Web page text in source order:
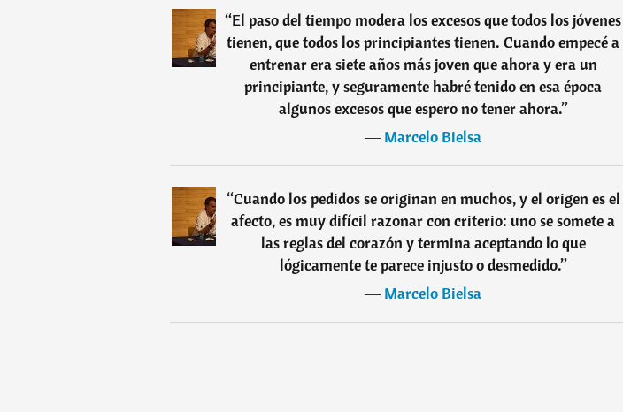
“El paso del tiempo modera los excesos que todos los jóvenes
tienen, que todos los principiantes tienen. Cuando empecé a
entrenar era siete años más joven que ahora y era un
principiante, y seguramente habré tenido en esa época
algunos excesos que espero no tener ahora.”
―Marcelo Bielsa
“Cuando los pedidos se originan en muchos, y el origen es el
afecto, es muy difícil razonar con criterio: uno se somete a
las reglas del corazón y termina aceptando lo que
lógicamente te parece injusto o desmedido.”
―Marcelo Bielsa